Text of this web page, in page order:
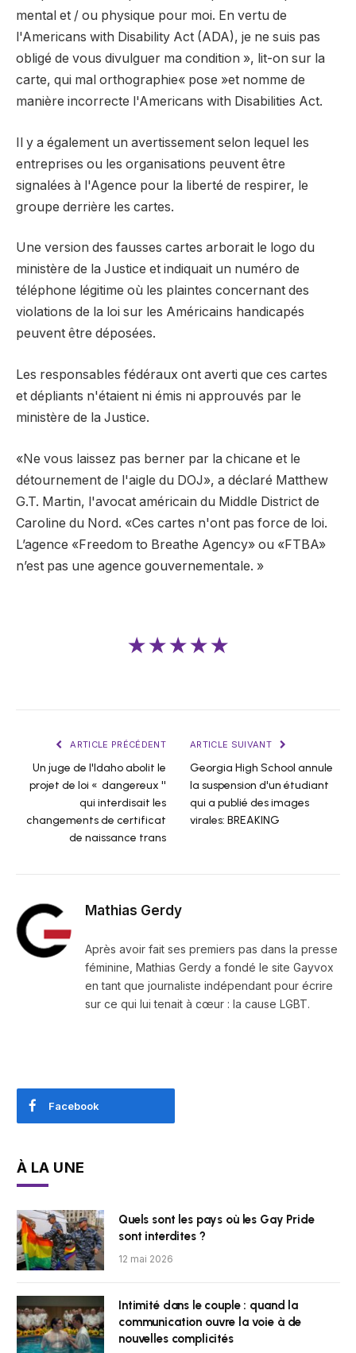
mental et / ou physique pour moi. En vertu de
l'Americans with Disability Act (ADA), je ne suis pas
obligé de vous divulguer ma condition », lit-on sur la
carte, qui mal orthographie« pose »et nomme de
manière incorrecte l'Americans with Disabilities Act.
Il y a également un avertissement selon lequel les
entreprises ou les organisations peuvent être
signalées à l'Agence pour la liberté de respirer, le
groupe derrière les cartes.
Une version des fausses cartes arborait le logo du
ministère de la Justice et indiquait un numéro de
téléphone légitime où les plaintes concernant des
violations de la loi sur les Américains handicapés
peuvent être déposées.
Les responsables fédéraux ont averti que ces cartes
et dépliants n'étaient ni émis ni approuvés par le
ministère de la Justice.
«Ne vous laissez pas berner par la chicane et le
détournement de l'aigle du DOJ», a déclaré Matthew
G.T. Martin, l'avocat américain du Middle District de
Caroline du Nord. «Ces cartes n'ont pas force de loi.
L’agence «Freedom to Breathe Agency» ou «FTBA»
n’est pas une agence gouvernementale. »
★★★★★
ARTICLE PRÉCÉDENT
Un juge de l'Idaho abolit le
projet de loi « dangereux ''
qui interdisait les
changements de certificat
de naissance trans
ARTICLE SUIVANT
Georgia High School annule
la suspension d'un étudiant
qui a publié des images
virales: BREAKING
Mathias Gerdy
Après avoir fait ses premiers pas dans la presse
féminine, Mathias Gerdy a fondé le site Gayvox
en tant que journaliste indépendant pour écrire
sur ce qui lui tenait à cœur : la cause LGBT.
Facebook
À LA UNE
Quels sont les pays où les Gay Pride
sont interdites ?
12 mai 2026
Intimité dans le couple : quand la
communication ouvre la voie à de
nouvelles complicités